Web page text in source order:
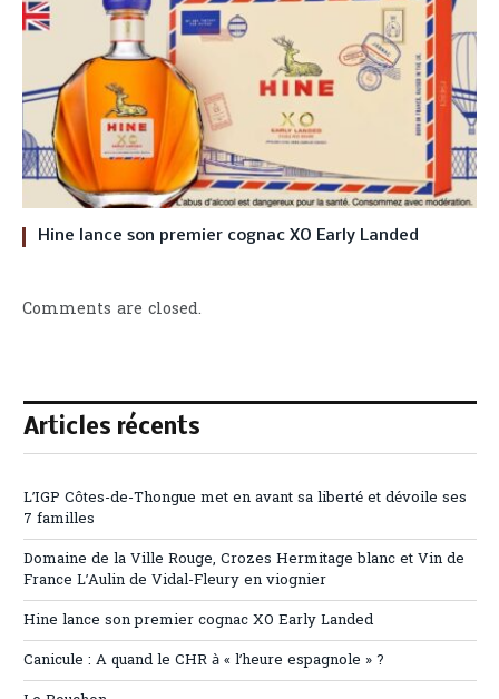
Hine lance son premier cognac XO Early Landed
Comments are closed.
Articles récents
L’IGP Côtes-de-Thongue met en avant sa liberté et dévoile ses
7 familles
Domaine de la Ville Rouge, Crozes Hermitage blanc et Vin de
France L’Aulin de Vidal-Fleury en viognier
Hine lance son premier cognac XO Early Landed
Canicule : A quand le CHR à « l’heure espagnole » ?